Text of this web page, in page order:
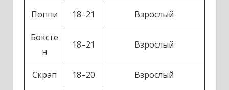
Поппи 18–21 Взрослый
Боксте
н
18–21 Взрослый
Скрап 18–20 Взрослый